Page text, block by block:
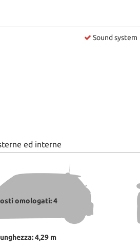
Sound system
ed interne
omologati: 4
4,29 m